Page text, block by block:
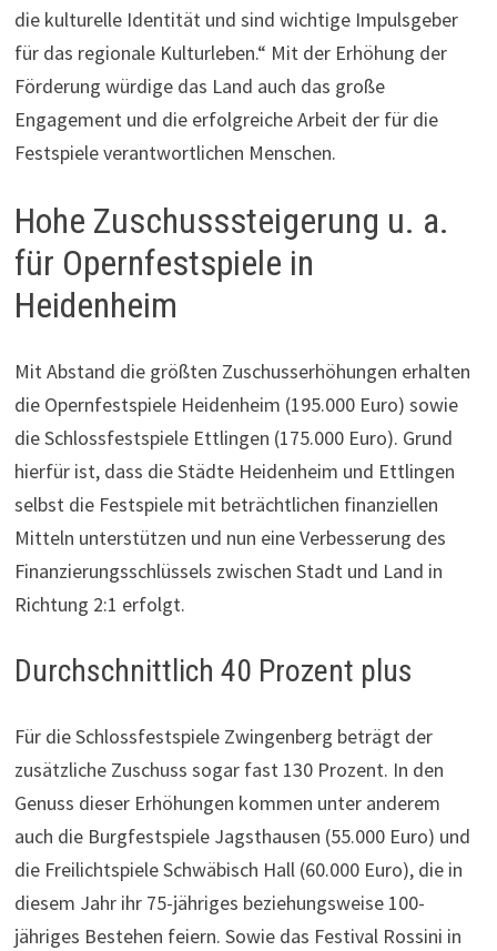
die kulturelle Identität und sind wichtige Impulsgeber
für das regionale Kulturleben.“ Mit der Erhöhung der
Förderung würdige das Land auch das große
Engagement und die erfolgreiche Arbeit der für die
Festspiele verantwortlichen Menschen.
Hohe Zuschusssteigerung u. a.
für Opernfestspiele in
Heidenheim
Mit Abstand die größten Zuschusserhöhungen erhalten
die Opernfestspiele Heidenheim (195.000 Euro) sowie
die Schlossfestspiele Ettlingen (175.000 Euro). Grund
hierfür ist, dass die Städte Heidenheim und Ettlingen
selbst die Festspiele mit beträchtlichen finanziellen
Mitteln unterstützen und nun eine Verbesserung des
Finanzierungsschlüssels zwischen Stadt und Land in
Richtung 2:1 erfolgt.
Durchschnittlich 40 Prozent plus
Für die Schlossfestspiele Zwingenberg beträgt der
zusätzliche Zuschuss sogar fast 130 Prozent. In den
Genuss dieser Erhöhungen kommen unter anderem
auch die Burgfestspiele Jagsthausen (55.000 Euro) und
die Freilichtspiele Schwäbisch Hall (60.000 Euro), die in
diesem Jahr ihr 75-jähriges beziehungsweise 100-
jähriges Bestehen feiern. Sowie das Festival Rossini in